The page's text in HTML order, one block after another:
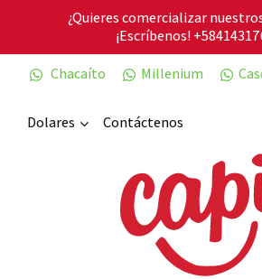
¿Quieres comercializar
¡Escríbenos!
Chacaíto
Millenium
Dolares Contáctenos